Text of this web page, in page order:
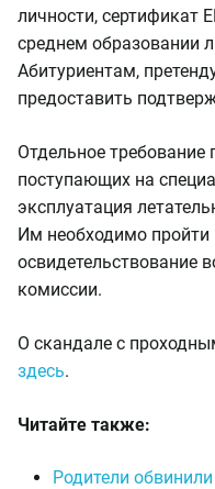
личности, сертификат
среднем образовании
Абитуриентам,
предоставить
Отдельное требование
поступающих на
эксплуатация
Им необходимо пройти
освидетельствование
комиссии.
О скандале с
здесь.
Читайте также:
Родители